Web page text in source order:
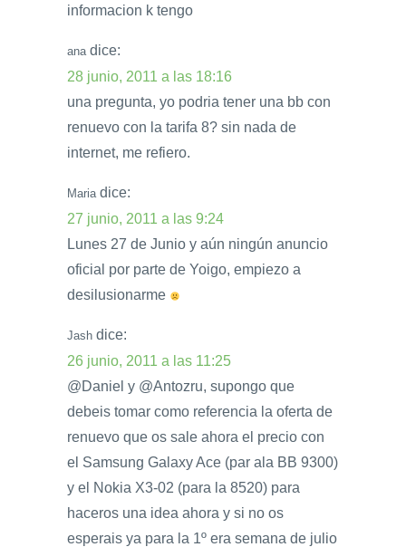
informacion k tengo
ana dice:
28 junio, 2011 a las 18:16
una pregunta, yo podria tener una bb con
renuevo con la tarifa 8? sin nada de
internet, me refiero.
Maria dice:
27 junio, 2011 a las 9:24
Lunes 27 de Junio y aún ningún anuncio
oficial por parte de Yoigo, empiezo a
desilusionarme
Jash dice:
26 junio, 2011 a las 11:25
@Daniel y @Antozru, supongo que
debeis tomar como referencia la oferta de
renuevo que os sale ahora el precio con
el Samsung Galaxy Ace (par ala BB 9300)
y el Nokia X3-02 (para la 8520) para
haceros una idea ahora y si no os
esperais ya para la 1º era semana de julio